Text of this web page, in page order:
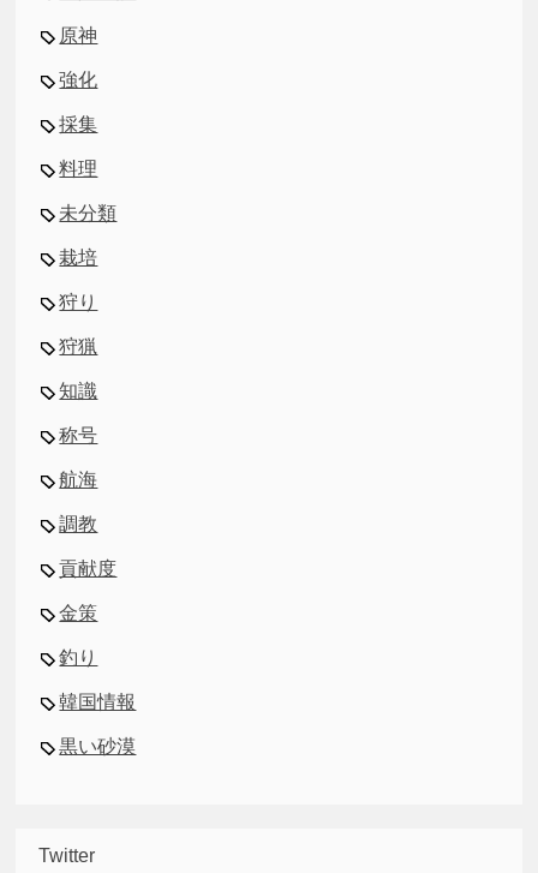
原神
強化
採集
料理
未分類
栽培
狩り
狩猟
知識
称号
航海
調教
貢献度
金策
釣り
韓国情報
黒い砂漠
Twitter